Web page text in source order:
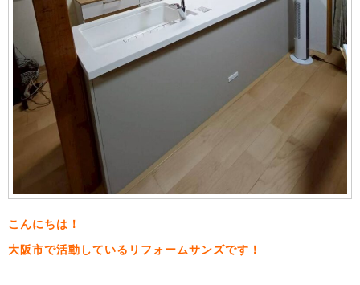
こんにちは！
大阪市で活動しているリフォームサンズです！